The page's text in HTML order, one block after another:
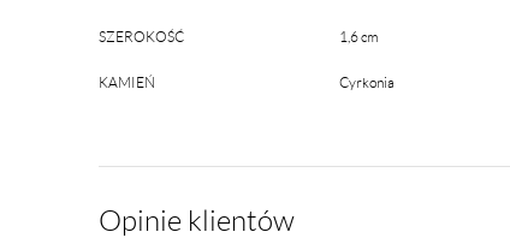
SZEROKOŚĆ 1,6 cm
KAMIEŃ Cyrkonia
Opinie klientów